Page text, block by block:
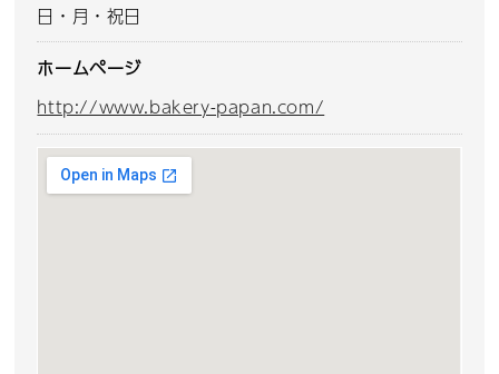
日・月・祝日
ホームページ
http://www.bakery-papan.com/